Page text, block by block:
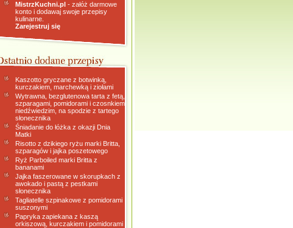
MistrzKuchni.pl- załóż darmowe
konto i dodawaj swoje przepisy
kulinarne.
Zarejestruj się
Kaszotto gryczane z botwinką,
kurczakiem, marchewką i ziołami
Wytrawna, bezglutenowa tarta z fetą,
szparagami, pomidorami i czosnkiem
niedźwiedzim, na spodzie z tartego
słonecznika
Śniadanie do łóżka z okazji Dnia
Matki
Risotto z dzikiego ryżu marki Britta,
szparagów i jajka poszetowego
Ryż Parboiled marki Britta z
bananami
Jajka faszerowane w skorupkach z
awokado i pastą z pestkami
słonecznika
Tagliatelle szpinakowe z pomidorami
suszonymi
Papryka zapiekana z kaszą
orkiszową, kurczakiem i pomidorami